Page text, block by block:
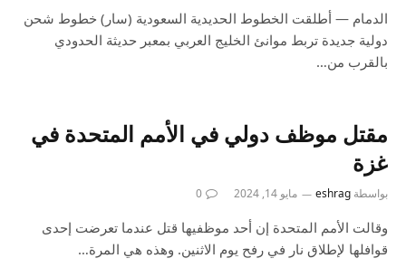
الدمام — أطلقت الخطوط الحديدية السعودية (سار) خطوط شحن
دولية جديدة تربط موانئ الخليج العربي بمعبر حديثة الحدودي
بالقرب من…
مقتل موظف دولي في الأمم المتحدة في
غزة
بواسطة eshrag مايو 14, 2024 0
وقالت الأمم المتحدة إن أحد موظفيها قتل عندما تعرضت إحدى
قوافلها لإطلاق نار في رفح يوم الاثنين. وهذه هي المرة…